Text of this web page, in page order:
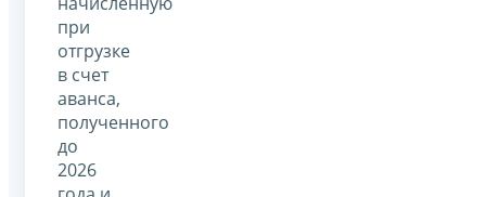
при
отгрузке
в счет
аванса,
полученного
до
2026